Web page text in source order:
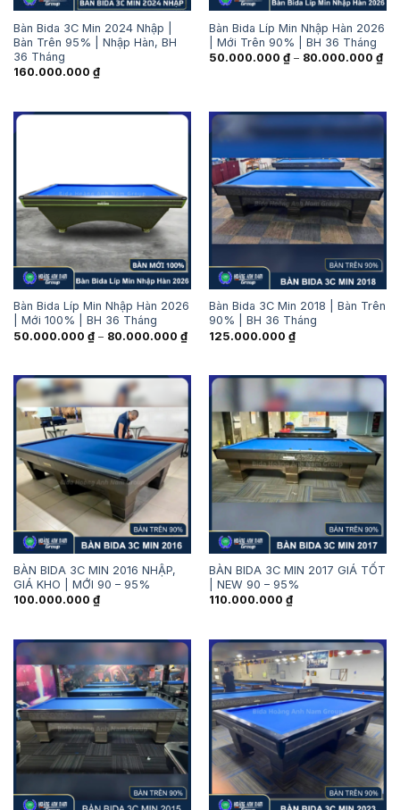
Bàn Bida 3C Min 2024 Nhập |
Bàn Trên 95% | Nhập Hàn, BH
36 Tháng
160.000.000 ₫
Bàn Bida Líp Min Nhập Hàn 2026
| Mới Trên 90% | BH 36 Tháng
50.000.000 ₫ – 80.000.000 ₫
giá:
Bàn Bida Líp Min Nhập Hàn 2026
| Mới 100% | BH 36 Tháng
50.000.000 ₫ – 80.000.000 ₫Khoảng
giá:
đến
80.000.000 ₫
Bàn Bida 3C Min 2018 | Bàn Trên
90% | BH 36 Tháng
125.000.000 ₫
BÀN BIDA 3C MIN 2016 NHẬP,
GIÁ KHO | MỚI 90 – 95%
100.000.000 ₫
BÀN BIDA 3C MIN 2017 GIÁ TỐT
| NEW 90 – 95%
110.000.000 ₫